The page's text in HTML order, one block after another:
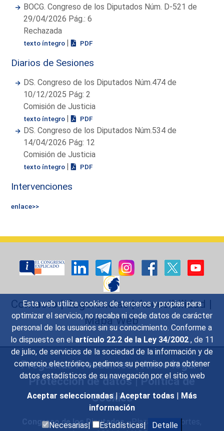
Esta web utiliza cookies de terceros y propias para
optimizar el servicio, no recaba ni cede datos de carácter
personal de los usuarios sin su conocimiento. Conforme a
lo dispuesto en el artículo 22.2 de la Ley 34/2002 , de 11
de julio, de servicios de la sociedad de la información y de
comercio electrónico, pedimos su permiso para obtener
datos estadísticos de su navegación por el sitio web
Aceptar seleccionadas | Aceptar todas | Más
información
Necesarias|
Estadísticas| Detalle
BOCG. Congreso de los Diputados Núm. D-521 de
29/04/2026 Pág.: 6
Rechazada
texto íntegro | PDF
Diarios de Sesiones
DS. Congreso de los Diputados Núm.474 de
10/12/2025 Pág: 2
Comisión de Justicia
texto íntegro | PDF
DS. Congreso de los Diputados Núm.534 de
14/04/2026 Pág: 12
Comisión de Justicia
texto íntegro | PDF
Intervenciones
enlace>>
Contacto|Sugerencias|Accesibilidad |
Mapa Web
Preguntas Frecuentes|Aviso legal|
Protección de datos|Política de
Cookies
Congreso de los Diputados- Plaza de las Cortes,